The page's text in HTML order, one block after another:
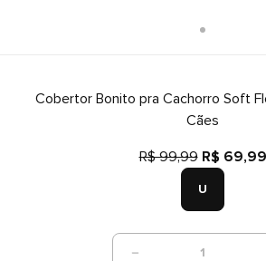
Cobertor Bonito pra Cachorro Soft
Cães
R$ 99,99 R$ 69,99
U
1